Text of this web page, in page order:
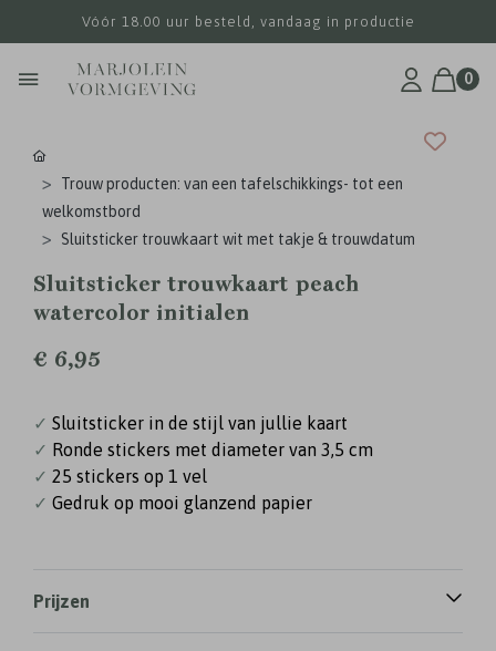
Vóór 18.00 uur besteld, vandaag in productie
0
Trouw producten: van een tafelschikkings- tot een
welkomstbord
Sluitsticker trouwkaart wit met takje & trouwdatum
Sluitsticker trouwkaart peach
watercolor initialen
€ 6,95
✓ Sluitsticker in de stijl van jullie kaart
✓ Ronde stickers met diameter van 3,5 cm
✓ 25 stickers op 1 vel
✓ Gedruk op mooi glanzend papier
Prijzen